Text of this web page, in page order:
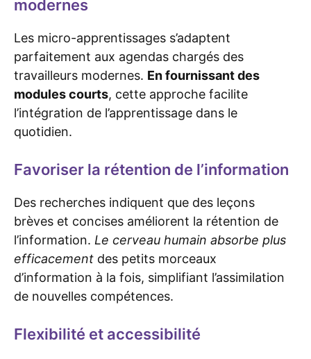
modernes
Les micro-apprentissages s’adaptent
parfaitement aux agendas chargés des
travailleurs modernes. En fournissant des
modules courts, cette approche facilite
l’intégration de l’apprentissage dans le
quotidien.
Favoriser la rétention de l’information
Des recherches indiquent que des leçons
brèves et concises améliorent la rétention de
l’information. Le cerveau humain absorbe plus
efficacement des petits morceaux
d’information à la fois, simplifiant l’assimilation
de nouvelles compétences.
Flexibilité et accessibilité